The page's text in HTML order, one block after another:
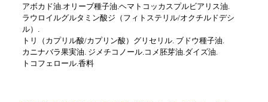
アボカド油.オリーブ種子油.ヘマトコッカスプルビアリス油.
ラウロイルグルタミン酸ジ（フィトステリル/オクチルドデシ
ル）.
トリ（カプリル酸/カプリン酸）グリセリル. ブドウ種子油.
カニナバラ果実油. ジメチコノール.コメ胚芽油.ダイズ油.
トコフェロール.香料